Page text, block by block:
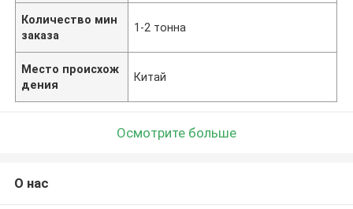
Количество мин
заказа
1-2 тонна
Место происхож
дения
Китай
Осмотрите больше
О нас